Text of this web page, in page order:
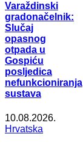
Varaždinski
gradonačelnik:
Slučaj
opasnog
otpada u
Gospiću
posljedica
nefunkcioniranja
sustava
10.08.2026.
Hrvatska